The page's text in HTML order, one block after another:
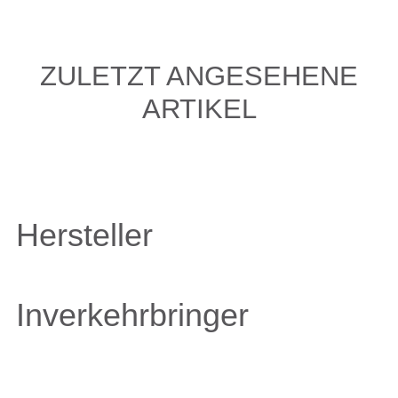
ZULETZT ANGESEHENE
ARTIKEL
Hersteller
Inverkehrbringer